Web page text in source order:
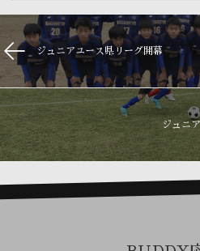
ジュニアユース県リーグ開幕
ジュニ